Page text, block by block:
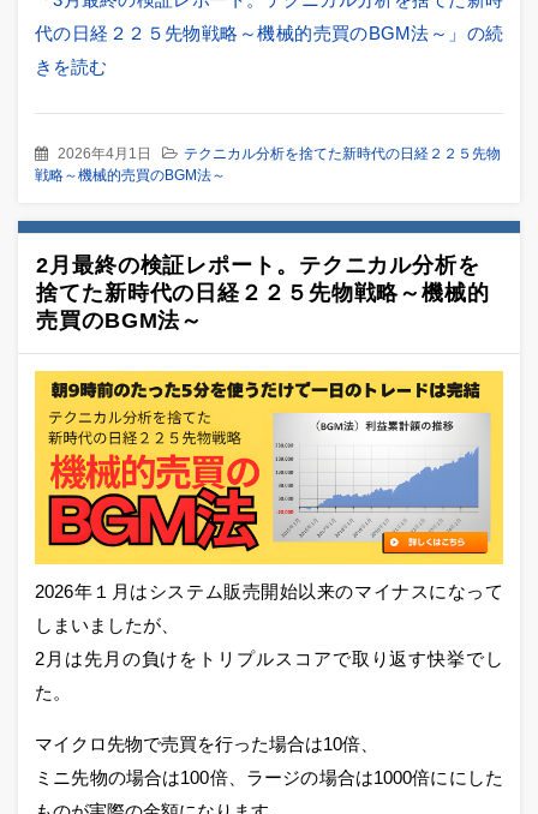
代の日経２２５先物戦略～機械的売買のBGM法～」の続
きを読む
2026年4月1日
テクニカル分析を捨てた新時代の日経２２５先物
戦略～機械的売買のBGM法～
2月最終の検証レポート。テクニカル分析を
捨てた新時代の日経２２５先物戦略～機械的
売買のBGM法～
2026年１月はシステム販売開始以来のマイナスになって
しまいましたが、
2月は先月の負けをトリプルスコアで取り返す快挙でし
た。
マイクロ先物で売買を行った場合は10倍、
ミニ先物の場合は100倍、ラージの場合は1000倍ににした